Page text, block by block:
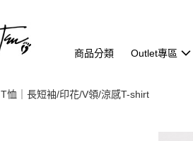
商品分類 Outlet專區
T恤｜長短袖/印花/V領/涼感T-shirt